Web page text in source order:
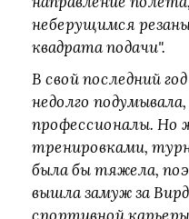
неберущимся
квадрата подачи".
В свой последний
недолго
профессионалы. Но
тренировками,
была бы тяжела,
вышла замуж за